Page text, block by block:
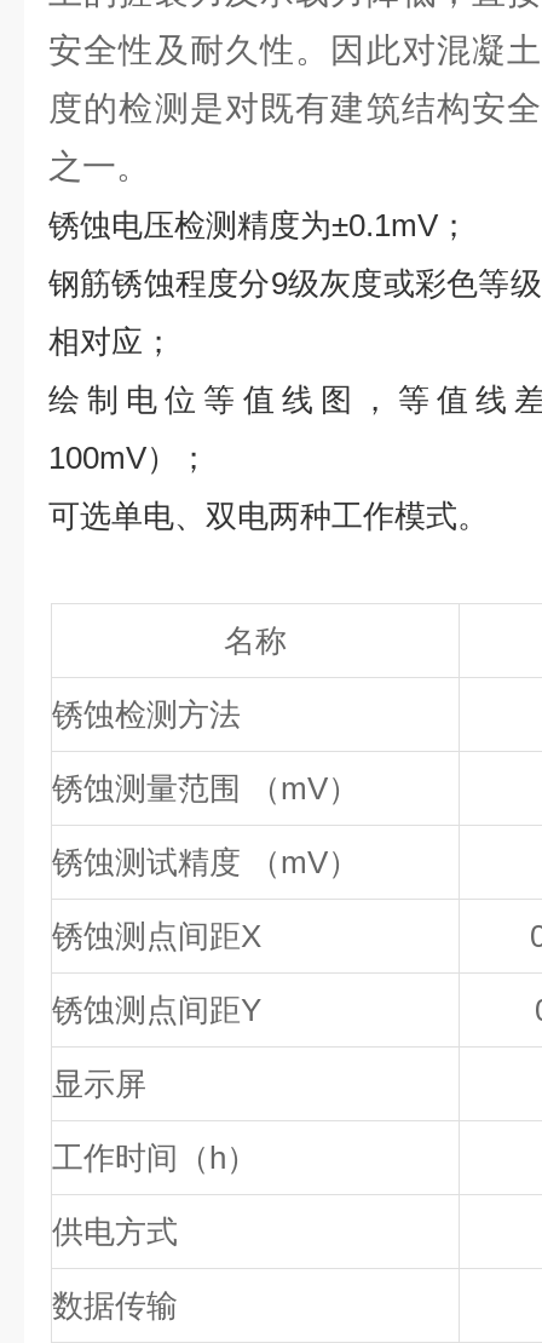
安全性及耐久性。因此对混凝
度的检测是对既有建筑结构安
之一。
锈蚀电压检测精度为±0.1mV；
钢筋锈蚀程度分9级灰度或彩色等
相对应；
绘制电位等值线图，等值线
100mV）；
可选单电、双电两种工作模式。
名称
锈蚀检测方法
锈蚀测量范围 （mV）
锈蚀测试精度 （mV）
锈蚀测点间距X
锈蚀测点间距Y
显示屏
工作时间（h）
供电方式
数据传输